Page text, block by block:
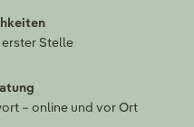
Stelle
– online und vor Ort